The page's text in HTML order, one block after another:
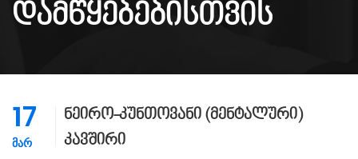
ᲓᲐᲛᲬᲧᲔᲑᲔᲑᲘᲡᲗᲕᲘᲡ
17
ᲛᲐᲠ
ნეირო-კუნთოვანი (მენტალური)
კავშირი